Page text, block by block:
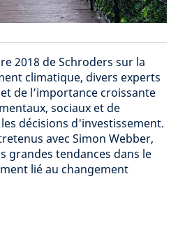
2018 de Schroders sur la
climatique, divers experts
de l’importance croissante
sociaux et de
décisions d'investissement.
avec Simon Webber,
grandes tendances dans le
lié au changement